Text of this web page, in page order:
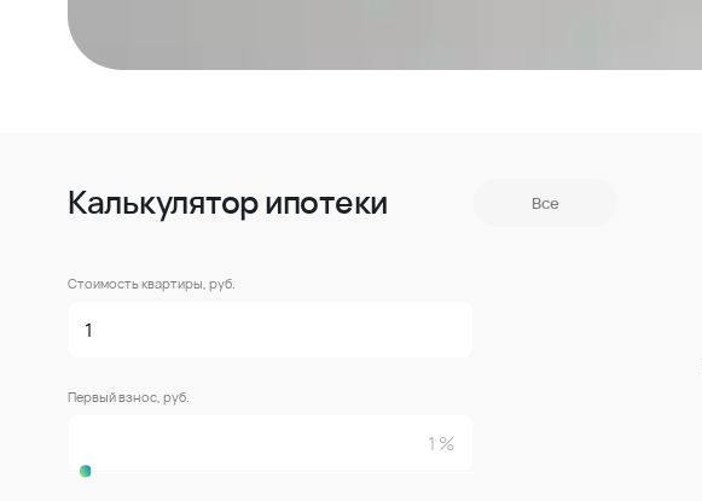
Калькулятор ипотеки Все
Стоимость квартиры, руб.
Первый взнос, руб.